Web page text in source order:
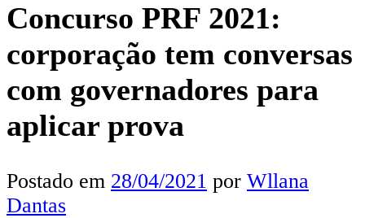
Concurso PRF 2021:
corporação tem conversas
com governadores para
aplicar prova
Postado em 28/04/2021 por Wllana
Dantas